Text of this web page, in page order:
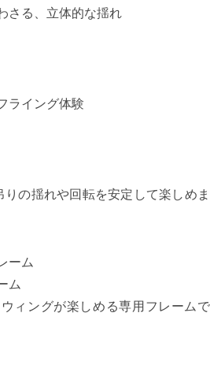
さる、立体的な揺れ
ライング体験
の揺れや回転を安定して楽しめま
ム
ィングが楽しめる専用フレームで